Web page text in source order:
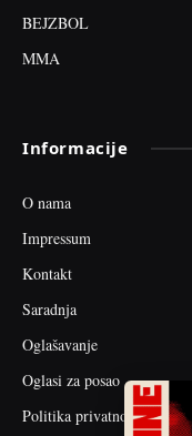
BEJZBOL
MMA
Informacije
O nama
Impressum
Kontakt
Saradnja
Oglašavanje
Oglasi za posao
Politika privatnosti